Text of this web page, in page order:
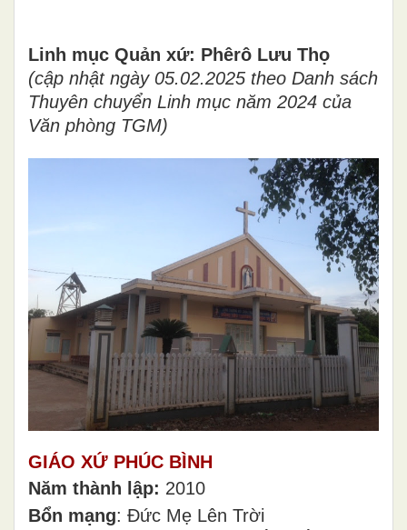
Linh mục Quản xứ: Phêrô Lưu Thọ
(cập nhật ngày 05.02.2025 theo Danh sách
Thuyên chuyển Linh mục năm 2024 của
Văn phòng TGM)
GIÁO XỨ PHÚC BÌNH
Năm thành lập: 2010
Bổn mạng: Đức Mẹ Lên Trời